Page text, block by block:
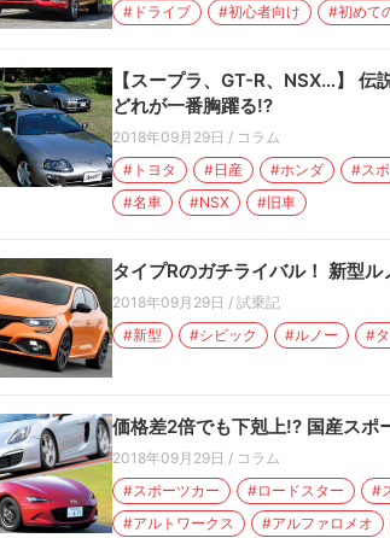
#ドライブ
#初心者向け #初めて
【スープラ、GT-R、NSX…】
どれが一番胸躍る!?
2018年09月29日 / コラム
#トヨタ
#日産 #ホンダ #ス
#名車
#NSX #旧車
タイプRのガチライバル！ 新型
2018年09月29日 / 試乗記
#新型
#シビック #ルノー #
価格差2倍でも下剋上!? 国産スポ
2018年09月29日 / コラム
#スポーツカー
#ロードスター #
#アルトワークス
#アルファロメオ